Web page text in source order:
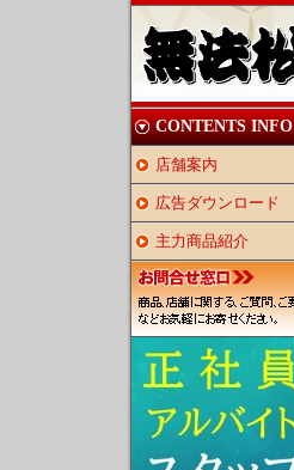
CONTENTS INFO
店舗案内
広告ダウンロード
主力商品紹介